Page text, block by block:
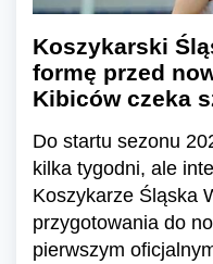
Koszykarski
formę przed
Kibiców czeka
Do startu sezonu
kilka tygodni, ale
Koszykarze Śląska
przygotowania do
pierwszym